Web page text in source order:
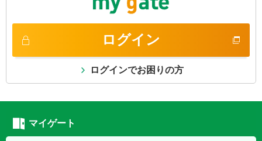
ログイン
ログインでお困りの方
マイゲート